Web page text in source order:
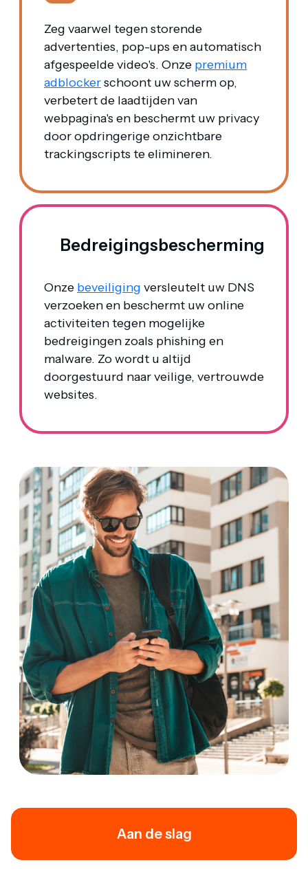
Zeg vaarwel tegen storende
advertenties, pop-ups en automatisch
afgespeelde video's. Onze premium
adblockerschoont uw scherm op,
verbetert de laadtijden van
webpagina's en beschermt uw privacy
door opdringerige onzichtbare
trackingscripts te elimineren.
Bedreigingsbescherming
Onze beveiliging versleutelt uw DNS
verzoeken en beschermt uw online
activiteiten tegen mogelijke
bedreigingen zoals phishing en
malware. Zo wordt u altijd
doorgestuurd naar veilige, vertrouwde
websites.
Aan de slag